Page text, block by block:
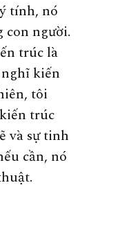
tính, nó
con người.
trúc là
kiến
tôi
trúc
và sự tinh
cần, nó